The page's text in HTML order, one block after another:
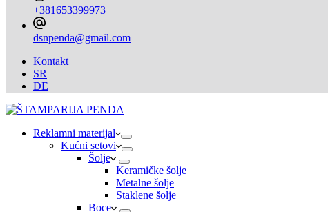
+381653399973
dsnpenda@gmail.com
Kontakt
SR
DE
Reklamni materijal
Kućni setovi
Šolje
Keramičke šolje
Metalne šolje
Staklene šolje
Boce